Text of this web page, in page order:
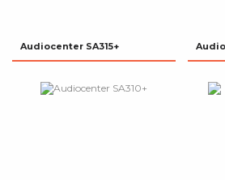
Audiocenter SA315+